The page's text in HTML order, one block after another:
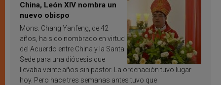
China, León XIV nombra un
nuevo obispo
Mons. Chang Yanfeng, de 42
años, ha sido nombrado en virtud
del Acuerdo entre China y la Santa
Sede para una diócesis que
llevaba veinte años sin pastor. La ordenación tuvo lugar
hoy. Pero hace tres semanas antes tuvo que